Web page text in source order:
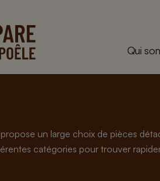
Qui
un large choix de pièces
catégories pour trouver